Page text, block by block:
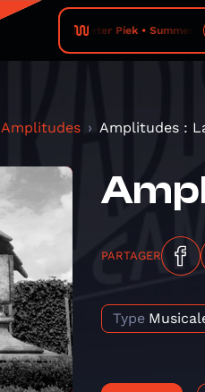
Peter Piek • Summer
Amplitudes Amplitudes :
PARTAGER
Type